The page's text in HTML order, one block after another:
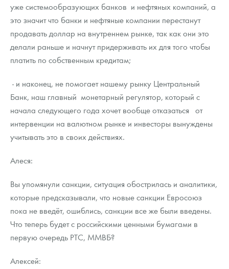
уже системообразующих банков и нефтяных компаний, а
это значит что банки и нефтяные компании перестанут
продавать доллар на внутреннем рынке, так как они это
делали раньше и начнут придерживать их для того чтобы
платить по собственным кредитам;
- и наконец, не помогает нашему рынку Центральный
Банк, наш главный монетарный регулятор, который с
начала следующего года хочет вообще отказаться от
интервенции на валютном рынке и инвесторы вынуждены
учитывать это в своих действиях.
Алеся:
Вы упомянули санкции, ситуация обострилась и аналитики,
которые предсказывали, что новые санкции Евросоюз
пока не введёт, ошиблись, санкции все же были введены.
Что теперь будет с российскими ценными бумагами в
первую очередь РТС, ММВБ?
Алексей: